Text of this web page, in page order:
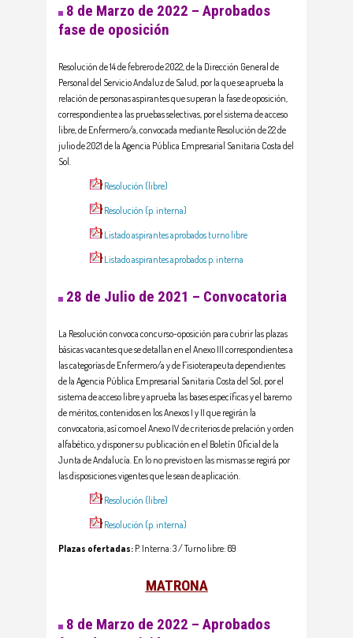
8 de Marzo de 2022 – Aprobados
fase de oposición
Resolución de 14 de febrero de 2022, de la Dirección General de
Personal del Servicio Andaluz de Salud, por la que se aprueba la
relación de personas aspirantes que superan la fase de oposición,
correspondiente a las pruebas selectivas, por el sistema de acceso
libre, de Enfermero/a, convocada mediante Resolución de 22 de
julio de 2021 de la Agencia Pública Empresarial Sanitaria Costa del
Sol.
Resolución (libre)
Resolución (p. interna)
Listado aspirantes aprobados turno libre
Listado aspirantes aprobados p. interna
28 de Julio de 2021 – Convocatoria
La Resolución convoca concurso-oposición para cubrir las plazas
básicas vacantes que se detallan en el Anexo III correspondientes a
las categorías de Enfermero/a y de Fisioterapeuta dependientes
de la Agencia Pública Empresarial Sanitaria Costa del Sol, por el
sistema de acceso libre y aprueba las bases específicas y el baremo
de méritos, contenidos en los Anexos I y II que regirán la
convocatoria, así como el Anexo IV de criterios de prelación y orden
alfabético, y disponer su publicación en el Boletín Oficial de la
Junta de Andalucía. En lo no previsto en las mismas se regirá por
las disposiciones vigentes que le sean de aplicación.
Resolución (libre)
Resolución (p. interna)
Plazas ofertadas: P. Interna: 3 / Turno libre: 69
MATRONA
8 de Marzo de 2022 – Aprobados